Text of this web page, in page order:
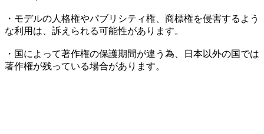
・モデルの人格権やパブリシティ権、商標権を侵害するよう
な利用は、訴えられる可能性があります。
・国によって著作権の保護期間が違う為、日本以外の国では
著作権が残っている場合があります。